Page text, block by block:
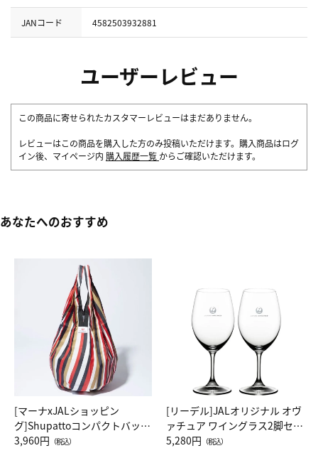
JANコード 4582503932881
ユーザーレビュー
この商品に寄せられたカスタマーレビューはまだありません。
レビューはこの商品を購入した方のみ投稿いただけます。購入商品はログ
イン後、マイページ内 購入履歴一覧 からご確認いただけます。
あなたへのおすすめ
[マーナxJALショッピン
グ]Shupattoコンパクトバッグ
Drop JAL客室乗務員（LC）ス
3,960円 （税込）
[リーデル]JALオリジナル オヴ
ァチュア ワイングラス2脚セッ
ト（レッドワイン）
5,280円 （税込）